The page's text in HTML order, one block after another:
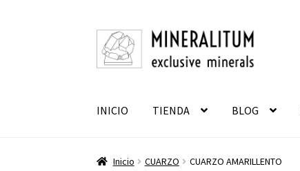
a
la
al
contenido
INICIO TIENDA BLOG
Inicio CUARZO CUARZO AMARILLENTO